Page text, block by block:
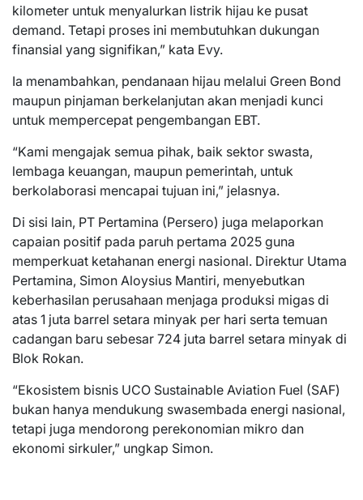
kilometer untuk menyalurkan listrik hijau ke pusat
demand. Tetapi proses ini membutuhkan dukungan
finansial yang signifikan,” kata Evy.
Ia menambahkan, pendanaan hijau melalui Green Bond
maupun pinjaman berkelanjutan akan menjadi kunci
untuk mempercepat pengembangan EBT.
“Kami mengajak semua pihak, baik sektor swasta,
lembaga keuangan, maupun pemerintah, untuk
berkolaborasi mencapai tujuan ini,” jelasnya.
Di sisi lain, PT Pertamina (Persero) juga melaporkan
capaian positif pada paruh pertama 2025 guna
memperkuat ketahanan energi nasional. Direktur Utama
Pertamina, Simon Aloysius Mantiri, menyebutkan
keberhasilan perusahaan menjaga produksi migas di
atas 1 juta barrel setara minyak per hari serta temuan
cadangan baru sebesar 724 juta barrel setara minyak di
Blok Rokan.
“Ekosistem bisnis UCO Sustainable Aviation Fuel (SAF)
bukan hanya mendukung swasembada energi nasional,
tetapi juga mendorong perekonomian mikro dan
ekonomi sirkuler,” ungkap Simon.